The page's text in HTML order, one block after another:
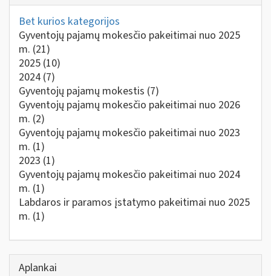
Bet kurios kategorijos
Gyventojų pajamų mokesčio pakeitimai nuo 2025
m. (21)
2025 (10)
2024 (7)
Gyventojų pajamų mokestis (7)
Gyventojų pajamų mokesčio pakeitimai nuo 2026
m. (2)
Gyventojų pajamų mokesčio pakeitimai nuo 2023
m. (1)
2023 (1)
Gyventojų pajamų mokesčio pakeitimai nuo 2024
m. (1)
Labdaros ir paramos įstatymo pakeitimai nuo 2025
m. (1)
Aplankai